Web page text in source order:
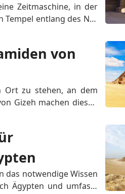
Zeitmaschine, in der
Tempel entlang des Nils
von
Ort zu stehen, an dem
Gizeh machen diesen
was si...
das notwendige Wissen
Ägypten und umfasst